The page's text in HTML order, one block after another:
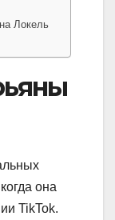
Локель
она
TikTok.